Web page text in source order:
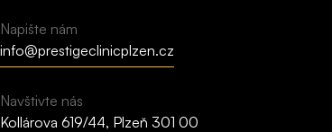
Napište nám
info@prestigeclinicplzen.cz
Navštivte nás
Kollárova 619/44, Plzeň 301 00